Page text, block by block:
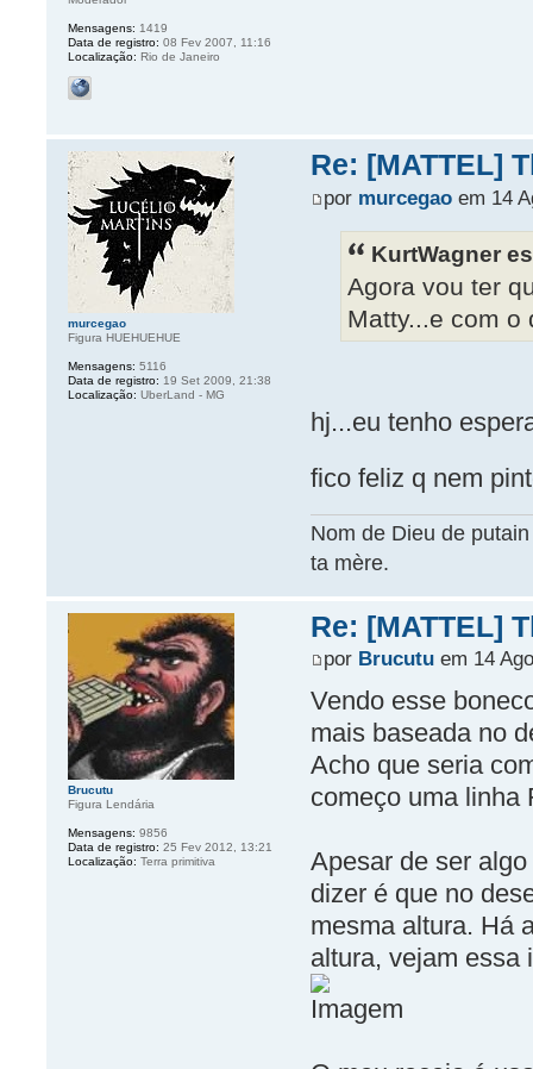
Mensagens: 1419
Data de registro: 08 Fev 2007, 11:16
Localização: Rio de Janeiro
Re: [MATTEL]
por murcegaoem 14
KurtWagner
Agora vou ter
Matty...e com o
hj...eu tenho
fico feliz q nem
Nom de Dieu de
ta mère.
murcegao
Figura HUEHUEHUE
Mensagens: 5116
Data de registro: 19 Set 2009, 21:38
Localização: UberLand - MG
Re: [MATTEL]
por Brucutuem 14
Vendo esse
mais baseada no
Acho que seria
começo uma linha
Apesar de ser
dizer é que no
mesma altura. Há
altura, vejam essa
Brucutu
Figura Lendária
Mensagens: 9856
Data de registro: 25 Fev 2012, 13:21
Localização: Terra primitiva